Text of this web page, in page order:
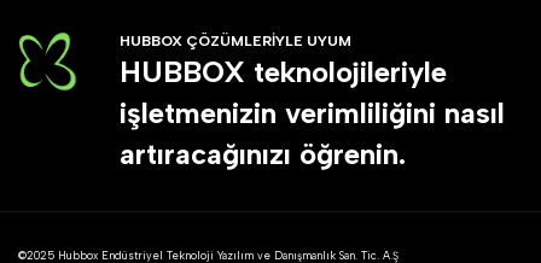
HUBBOX ÇÖZÜMLERİYLE UYUM
HUBBOX teknolojileriyle
işletmenizin verimliliğini nasıl
artıracağınızı öğrenin.
©2025 Hubbox Endüstriyel Teknoloji Yazılım ve Danışmanlık San. Tic. A.Ş